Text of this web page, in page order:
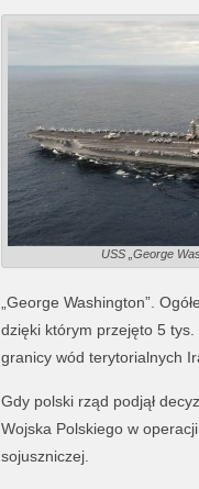
USS „George
„George Washington”.
dzięki którym przejęto 5
granicy wód terytorialnych
Gdy polski rząd podjął
Wojska Polskiego w
sojuszniczej.